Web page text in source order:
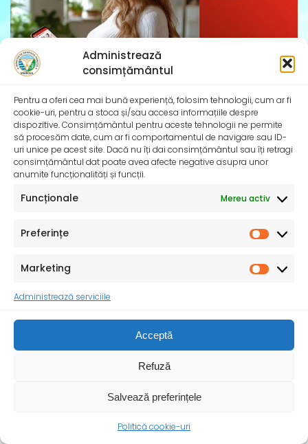
Administrează
consimțământul
Pentru a oferi cea mai bună experiență, folosim tehnologii, cum ar fi
cookie-uri, pentru a stoca și/sau accesa informațiile despre
dispozitive. Consimțământul pentru aceste tehnologii ne permite
să procesăm date, cum ar fi comportamentul de navigare sau ID-
uri unice pe acest site. Dacă nu îți dai consimțământul sau îți retragi
consimțământul dat poate avea afecte negative asupra unor
anumite funcționalități și funcții.
Funcționale Mereu activ
Preferințe
Marketing
Administrează serviciile
Acceptă
Refuză
Salvează preferințele
Politică cookie-uri
InfoMama – Ghidul mamei pe parcursul sarcinii și în
primul an de viață al copilului
De peste 35 de ani, Organizația Salvați Copiii
desfășoară activități dedicate promovării și apărării
drepturilor